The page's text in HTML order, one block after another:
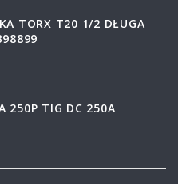
TORX T20 1/2 DŁUGA
250P TIG DC 250A